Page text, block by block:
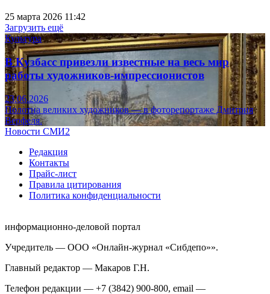
25 марта 2026 11:42
Загрузить ещё
Культура
В Кузбасс привезли известные на весь мир
работы художников-импрессионистов
23.06.2026
Полотна великих художников — в фоторепортаже Дмитрия
Верфеля.
Новости СМИ2
Редакция
Контакты
Прайс-лист
Правила цитирования
Политика конфиденциальности
информационно-деловой портал
Учредитель — ООО «Онлайн-журнал «Сибдепо»».
Главный редактор — Макаров Г.Н.
Телефон редакции — +7 (3842) 900-800, email —